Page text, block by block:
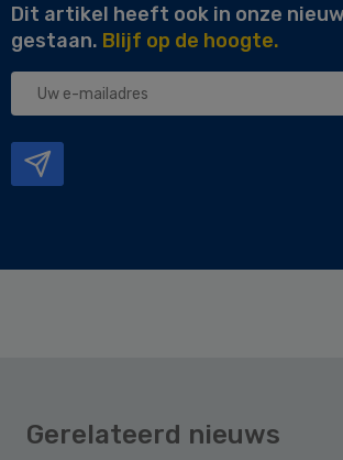
Dit artikel heeft ook in onze
gestaan. Blijf op de hoogte.
Uw
Gerelateerd nieuws